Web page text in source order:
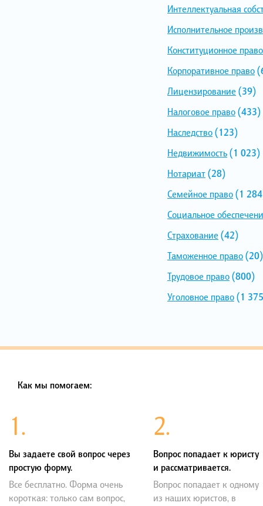
Интеллектуальная
Исполнительное
Конституционное право
Корпоративное право
Лицензирование (39)
Налоговое право(433)
Наследство(123)
Недвижимость(1 023)
Нотариат(28)
Семейное право(1
Социальное
Страхование (42)
Таможенное право(20)
Трудовое право(800)
Уголовное право(1
Как мы помогаем:
1.
Вы задаете свой вопрос через
простую форму.
Все бесплатно. Форма очень
короткая: только сам вопрос,
2.
Вопрос попадает к юристу
и рассматривается.
Вопрос попадает к одному
из наших юристов, в